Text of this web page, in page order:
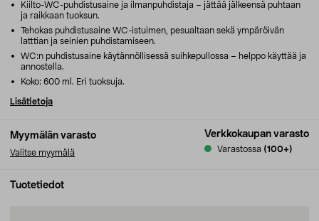
Myymälän varasto
Valitse myymälä
Verkkokaupan varasto
Varastossa (100+)
Kiilto-WC-puhdistusaine ja ilmanpuhdistaja – jättää jälkeensä puhtaan
ja raikkaan tuoksun.
Tehokas puhdistusaine WC-istuimen, pesualtaan sekä ympäröivän
latttian ja seinien puhdistamiseen.
WC:n puhdistusaine käytännöllisessä suihkepullossa – helppo käyttää ja
annostella.
Koko: 600 ml. Eri tuoksuja.
Lisätietoja
Tuotetiedot